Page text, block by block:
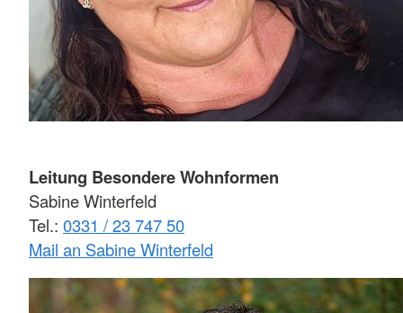
Leitung Besondere Wohnformen
Sabine Winterfeld
Tel.: 0331 / 23 747 50
Mail an Sabine Winterfeld